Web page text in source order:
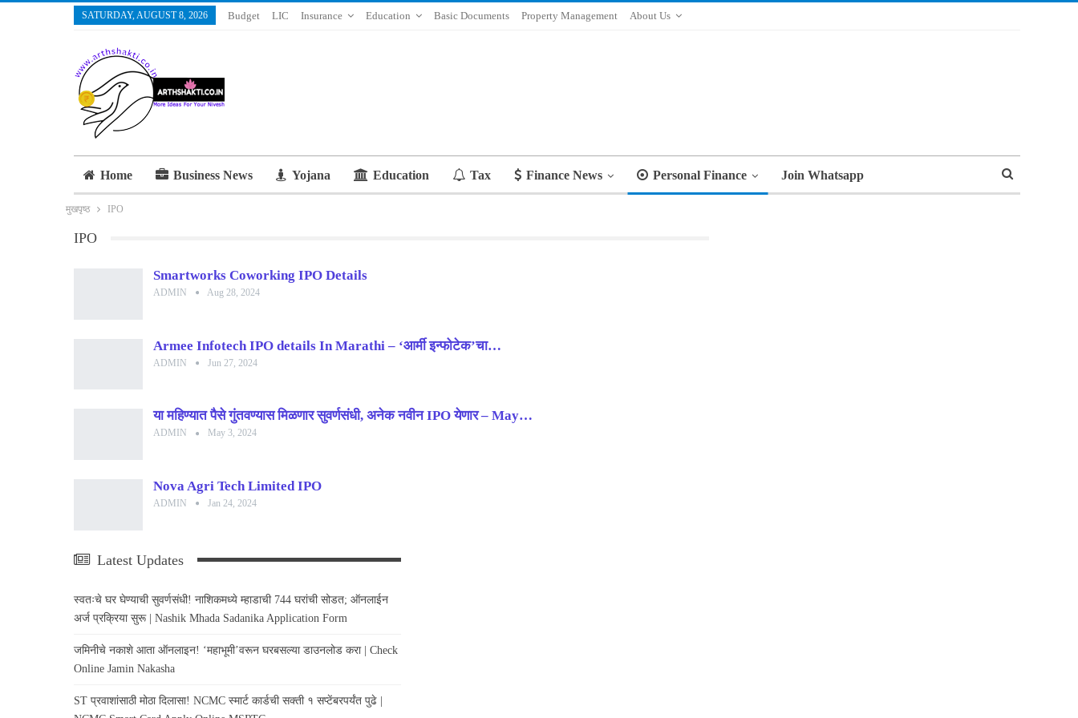
SATURDAY, AUGUST 8, 2026 Budget LIC Insurance Education Basic Documents Property Management About Us
Home Business News Yojana Education Tax Finance News Personal Finance Join Whatsapp
मुखपृष्ठ IPO
IPO
Smartworks Coworking IPO Details
ADMIN Aug 28, 2024
Armee Infotech IPO details In Marathi – ‘आर्मी इन्फोटेक’चा…
ADMIN Jun 27, 2024
या महिण्यात पैसे गुंतवण्यास मिळणार सुवर्णसंधी, अनेक नवीन IPO येणार – May…
ADMIN May 3, 2024
Nova Agri Tech Limited IPO
ADMIN Jan 24, 2024
Latest Updates
स्वतःचे घर घेण्याची सुवर्णसंधी! नाशिकमध्ये म्हाडाची 744 घरांची सोडत; ऑनलाईन
अर्ज प्रक्रिया सुरू | Nashik Mhada Sadanika Application Form
जमिनीचे नकाशे आता ऑनलाइन! ‘महाभूमी’वरून घरबसल्या डाउनलोड करा | Check
Online Jamin Nakasha
ST प्रवाशांसाठी मोठा दिलासा! NCMC स्मार्ट कार्डची सक्ती १ सप्टेंबरपर्यंत पुढे |